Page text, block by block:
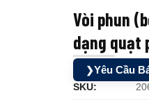
Vòi phun
dạng quạt
❯Yêu Cầu
SKU: